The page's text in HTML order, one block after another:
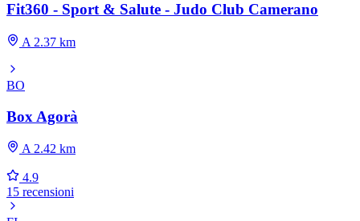
Fit360 - Sport & Salute - Judo Club Camerano
A 2.37 km
BO
Box Agorà
A 2.42 km
4.9
15 recensioni